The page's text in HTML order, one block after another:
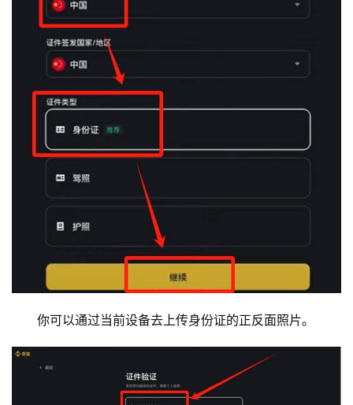
你可以通过当前设备去上传身份证的正反面照片。